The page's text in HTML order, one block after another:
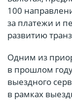
100
за платежи и
развитию
Одним из
в прошлом
выездного
в рамках